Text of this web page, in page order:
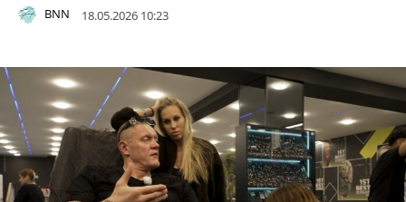
BNN 18.05.2026 10:23